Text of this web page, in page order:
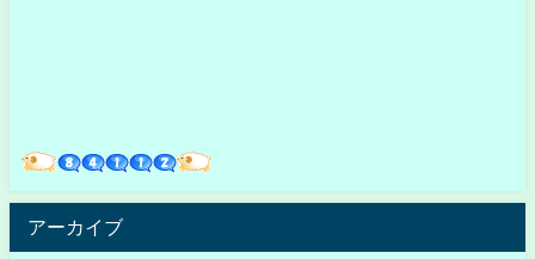
アーカイブ